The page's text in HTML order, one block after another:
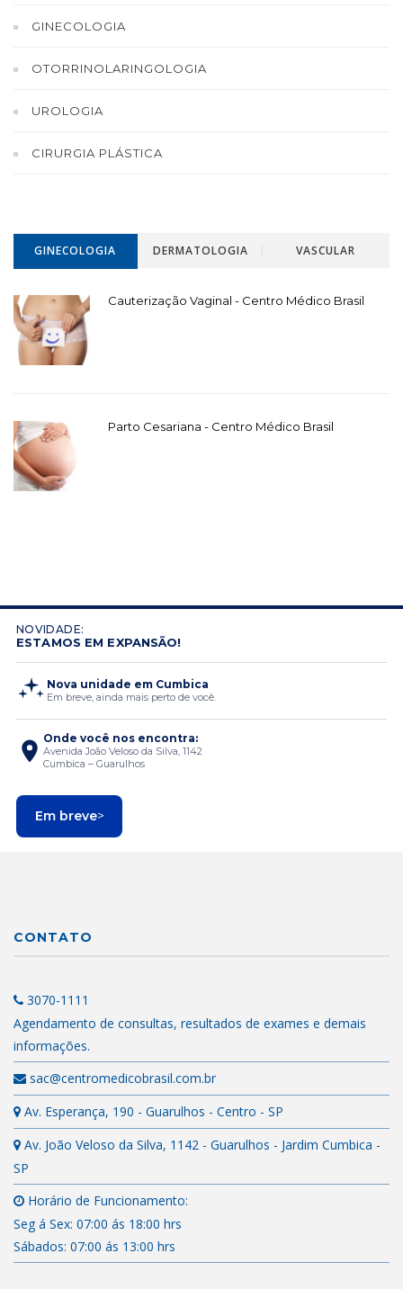
GINECOLOGIA
OTORRINOLARINGOLOGIA
UROLOGIA
CIRURGIA PLÁSTICA
GINECOLOGIA DERMATOLOGIA VASCULAR
Cauterização Vaginal - Centro Médico Brasil
Parto Cesariana - Centro Médico Brasil
NOVIDADE:
ESTAMOS EM EXPANSÃO!
Nova unidade em Cumbica
Em breve, ainda mais perto de você.
Onde você nos encontra:
Avenida João Veloso da Silva, 1142
Cumbica – Guarulhos
Em breve>
CONTATO
3070-1111
Agendamento de consultas, resultados de exames e demais
informações.
sac@centromedicobrasil.com.br
Av. Esperança, 190 - Guarulhos - Centro - SP
Av. João Veloso da Silva, 1142 - Guarulhos - Jardim Cumbica -
SP
Horário de Funcionamento:
Seg á Sex: 07:00 ás 18:00 hrs
Sábados: 07:00 ás 13:00 hrs